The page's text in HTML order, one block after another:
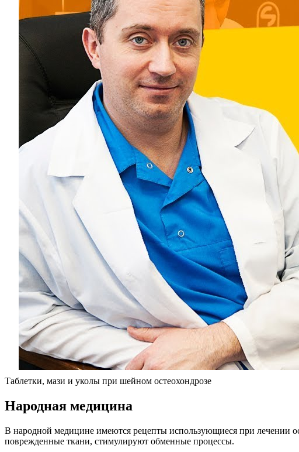
Таблетки, мази и уколы при шейном остеохондрозе
Народная медицина
В народной медицине имеются рецепты использующиеся при лечении
поврежденные ткани, стимулируют обменные процессы.